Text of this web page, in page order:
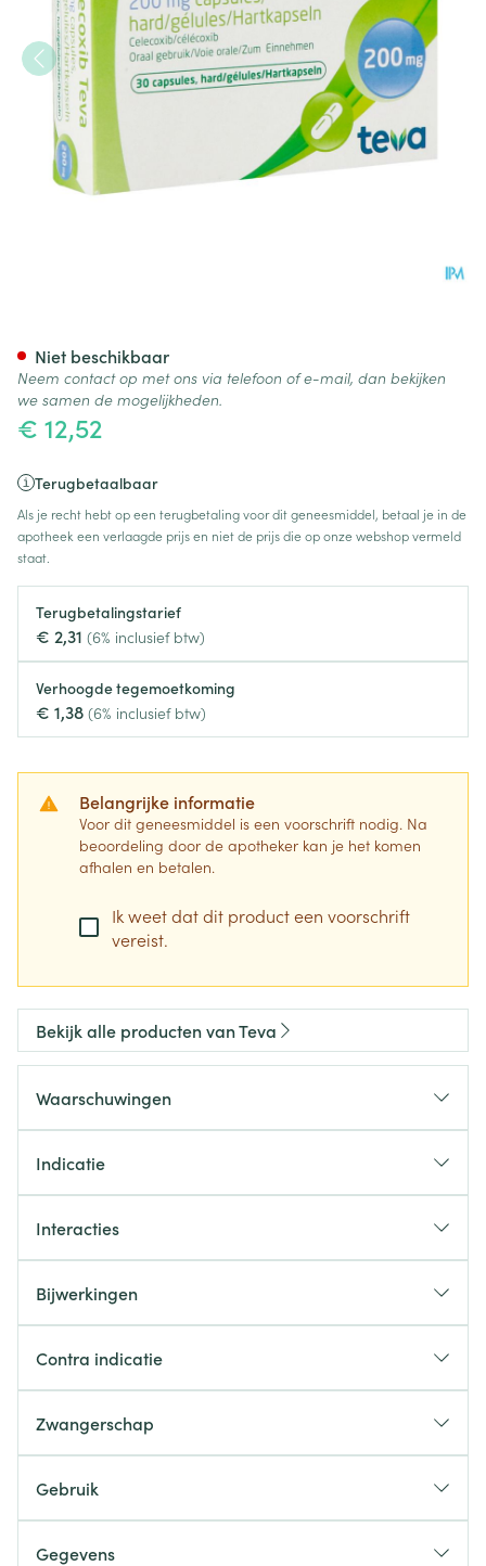
€ 12,52
Terugbetaalbaar
Als je recht hebt op een terugbetaling voor dit geneesmiddel, betaal je in de
apotheek een verlaagde prijs en niet de prijs die op onze webshop vermeld
staat.
Terugbetalingstarief
€ 2,31 (6% inclusief btw)
Verhoogde tegemoetkoming
€ 1,38 (6% inclusief btw)
Belangrijke informatie
Voor dit geneesmiddel is een voorschrift nodig. Na
beoordeling door de apotheker kan je het komen
afhalen en betalen.
Ik weet dat dit product een voorschrift
vereist.
Niet beschikbaar
Neem contact op met ons via telefoon of e-mail, dan bekijken
we samen de mogelijkheden.
Bekijk alle producten van Teva
Waarschuwingen
Indicatie
Interacties
Bijwerkingen
Contra indicatie
Zwangerschap
Gebruik
Gegevens